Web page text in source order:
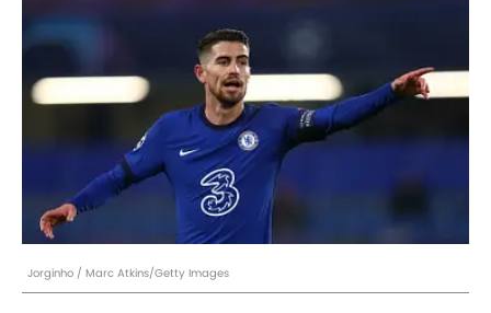
Jorginho / Marc Atkins/Getty Images